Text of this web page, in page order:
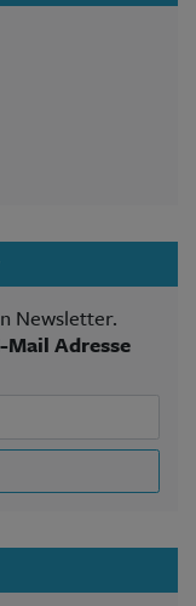
Newsletter.
Adresse